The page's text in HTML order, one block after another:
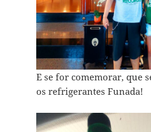
E se for comemorar, que
os refrigerantes Funada!